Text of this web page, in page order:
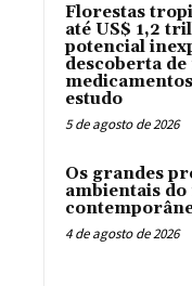
Florestas
até US$ 1,2
potencial
descoberta de
estudo
5 de agosto de 2026
Os grandes
ambientais
4 de agosto de 2026